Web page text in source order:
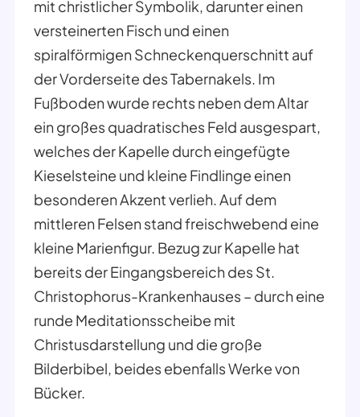
mit christlicher Symbolik, darunter einen
versteinerten Fisch und einen
spiralförmigen Schneckenquerschnitt auf
der Vorderseite des Tabernakels. Im
Fußboden wurde rechts neben dem Altar
ein großes quadratisches Feld ausgespart,
welches der Kapelle durch eingefügte
Kieselsteine und kleine Findlinge einen
besonderen Akzent verlieh. Auf dem
mittleren Felsen stand freischwebend eine
kleine Marienfigur. Bezug zur Kapelle hat
bereits der Eingangsbereich des St.
Christophorus-Krankenhauses – durch eine
runde Meditationsscheibe mit
Christusdarstellung und die große
Bilderbibel, beides ebenfalls Werke von
Bücker.